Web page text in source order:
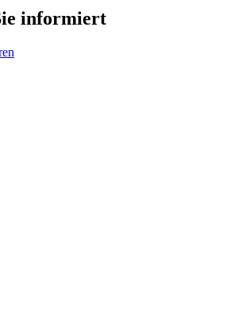
informiert